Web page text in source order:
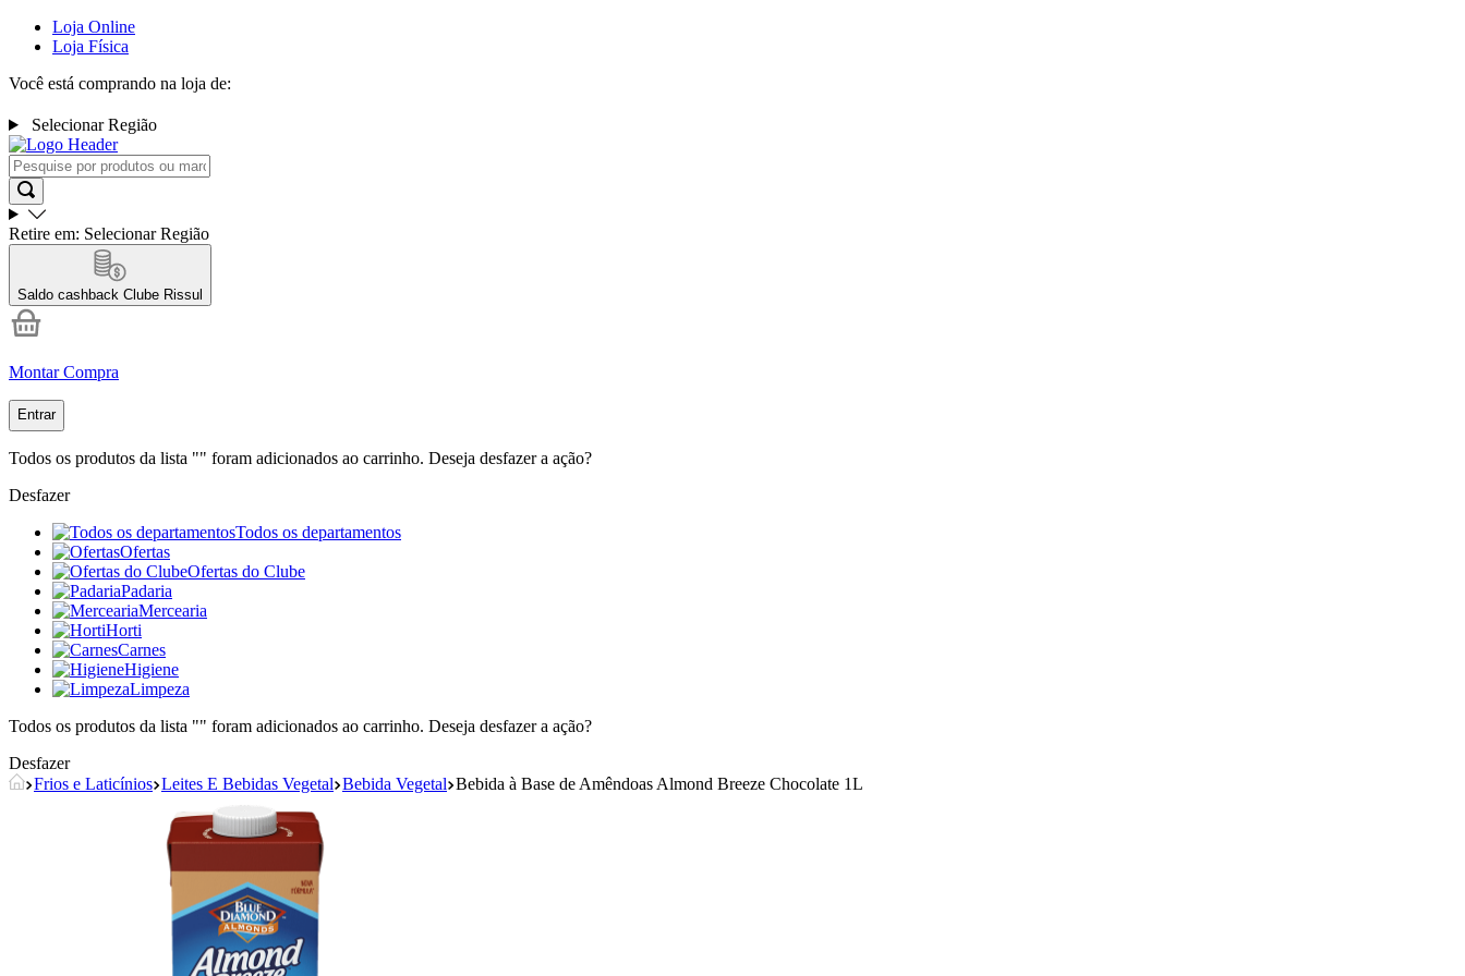
Loja Online
Loja Física
Você está comprando na loja de:
Selecionar Região
Retire em: Selecionar Região
Saldo cashback Clube Rissul
Montar Compra
Entrar
Todos os produtos da lista "" foram adicionados ao carrinho. Deseja desfazer a ação?
Desfazer
Todos os departamentos
Ofertas
Ofertas do Clube
Padaria
Mercearia
Horti
Carnes
Higiene
Limpeza
Todos os produtos da lista "" foram adicionados ao carrinho. Deseja desfazer a ação?
Desfazer
Frios e Laticínios Leites E Bebidas Vegetal Bebida Vegetal Bebida à Base de Amêndoas Almond Breeze Chocolate 1L